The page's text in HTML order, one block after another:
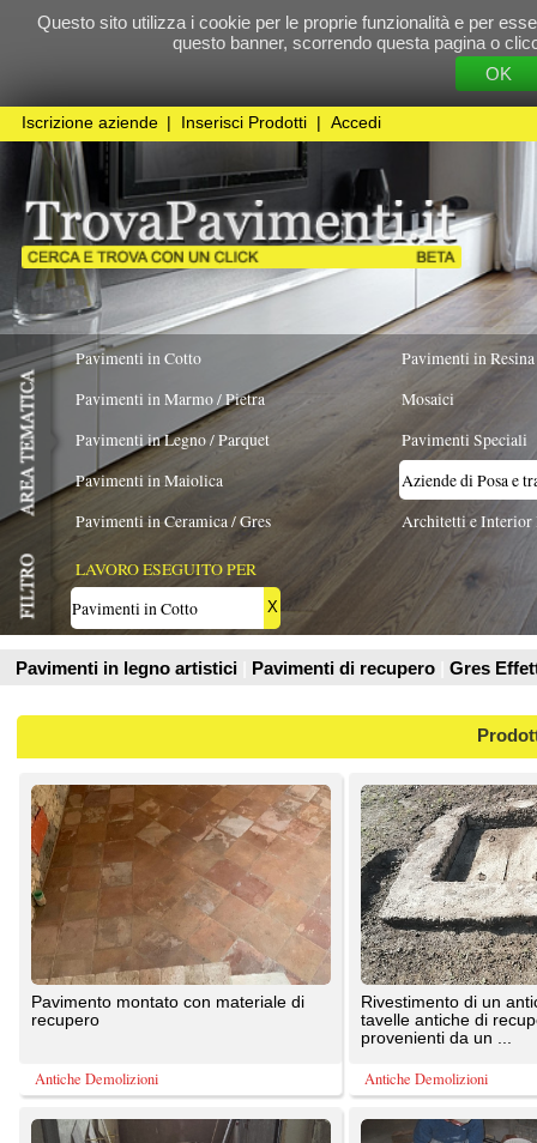
Questo sito utilizza i cookie per le proprie funzionalità e per essere sicuri che tu
questo banner, scorrendo questa pagina o cliccando
Cookie
Pavimenti in Cotto
Pavimenti in Marmo / Pietra
Pavimenti in Legno / Parquet
Pavimenti in Ceramica / Gres
Pavimenti in Resina
Pavimenti Speciali
Aziende di Posa e trattamento Pavimenti
Architetti e Interior Design
LAVORO ESEGUITO PER
Pavimenti in Cotto
X
Pavimenti in legno artistici Pavimenti di recupero Gres Effetto Legno
Prodotti
Pavimento montato con materiale di
recupero
Antiche Demolizioni
Rivestimento di un antico pozzo con
tavelle antiche di recupero. Le tavelle
provenienti da un ...
Antiche Demolizioni
cucina a ravenna.
UTIL-SERVICES RAVENNA
circa mq.600 di cotto di castel Viscardo
con finitura ...
Floor Treatment